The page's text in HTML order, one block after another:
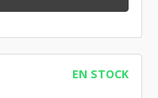
EN STOCK